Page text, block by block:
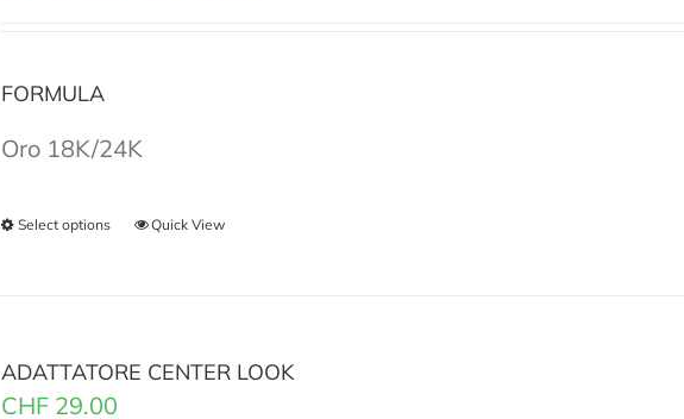
FORMULA
Oro 18K/24K
Select options Quick View
ADATTATORE CENTER LOOK
CHF 29.00